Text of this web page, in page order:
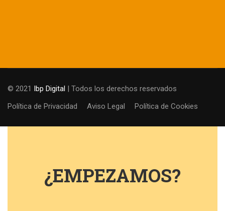
© 2021 Ibp Digital | Todos los derechos reservados
Política de Privacidad
Aviso Legal Política de Cookies
¿EMPEZAMOS?